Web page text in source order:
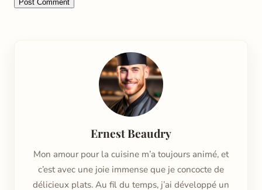
Ernest Beaudry
Mon amour pour la cuisine m’a toujours animé, et
c’est avec une joie immense que je concocte de
délicieux plats. Au fil du temps, j’ai développé un